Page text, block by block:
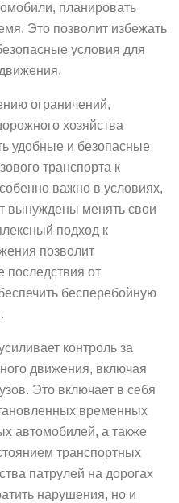
планировать
Это позволит избежать
условия для
ограничений,
хозяйства
удобные и безопасные
транспорта к
важно в условиях,
вынуждены менять свои
подход к
позволит
последствия от
бесперебойную
контроль за
движения, включая
Это включает в себя
временных
автомобилей, а также
транспортных
патрулей на дорогах
нарушения, но и